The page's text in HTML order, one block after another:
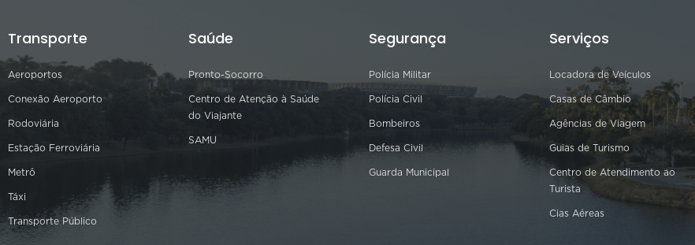
Transporte
Aeroportos
Conexão Aeroporto
Rodoviária
Estação Ferroviária
Metrô
Táxi
Transporte Público
Saúde
Pronto-Socorro
Centro de Atenção à Saúde
do Viajante
SAMU
Segurança
Polícia Militar
Polícia Civil
Bombeiros
Defesa Civil
Guarda Municipal
Serviços
Locadora de Veículos
Casas de Câmbio
Agências de Viagem
Guias de Turismo
Centro de Atendimento ao
Turista
Cias Aéreas